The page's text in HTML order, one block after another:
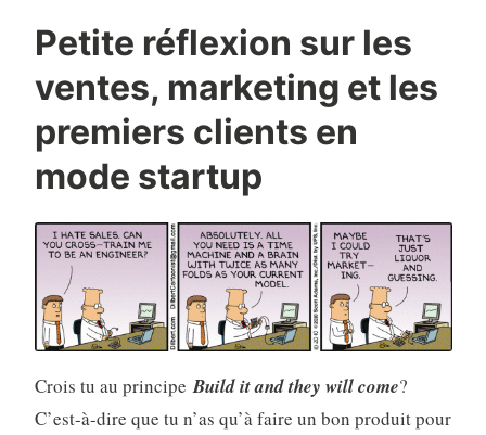
Petite réflexion sur les
ventes, marketing et les
premiers clients en
mode startup
Crois tu au principeBuild it and they will come?
C’est-à-dire que tu n’as qu’à faire un bon produit pour